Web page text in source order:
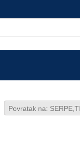
Povratak na: